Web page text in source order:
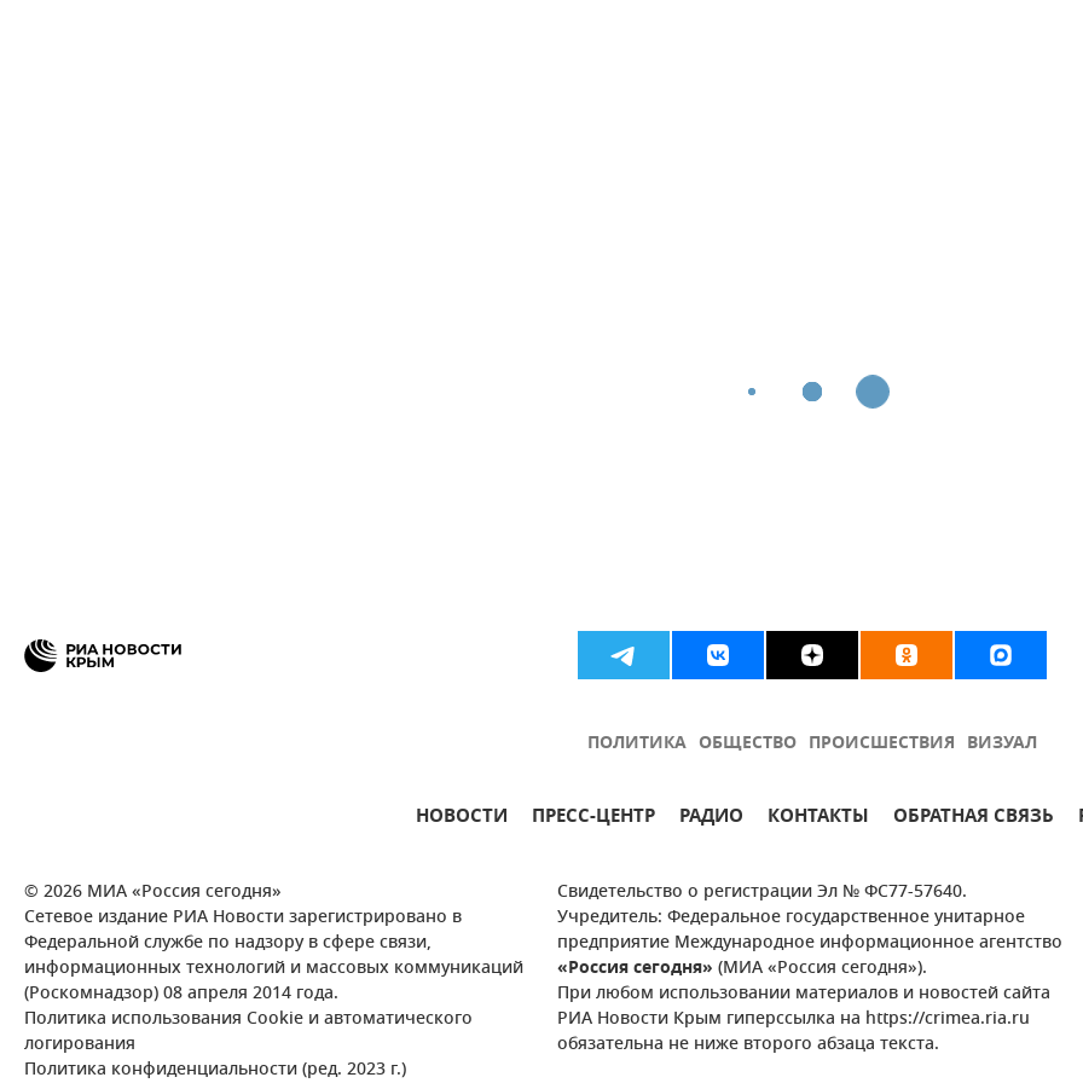
ПОЛИТИКА ОБЩЕСТВО ПРОИСШЕСТВИЯ ВИЗУАЛ
НОВОСТИ ПРЕСС-ЦЕНТР РАДИО КОНТАКТЫ ОБРАТНАЯ СВЯЗЬ
© 2026 МИА «Россия сегодня»
Сетевое издание РИА Новости зарегистрировано в
Федеральной службе по надзору в сфере связи,
информационных технологий и массовых коммуникаций
(Роскомнадзор) 08 апреля 2014 года.
Политика использования Cookie и автоматического
логирования
Политика конфиденциальности (ред. 2023 г.)
Свидетельство о регистрации Эл № ФС77-57640.
Учредитель: Федеральное государственное унитарное
предприятие Международное информационное агентство
«Россия сегодня» (МИА «Россия сегодня»).
При любом использовании материалов и новостей сайта
РИА Новости Крым гиперссылка на https://crimea.ria.ru
обязательна не ниже второго абзаца текста.